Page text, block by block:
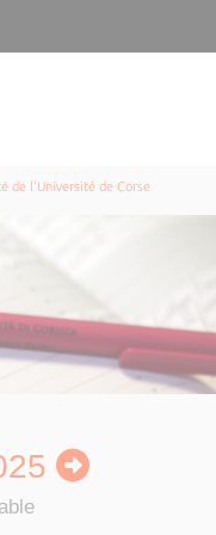
de l'Université de Corse